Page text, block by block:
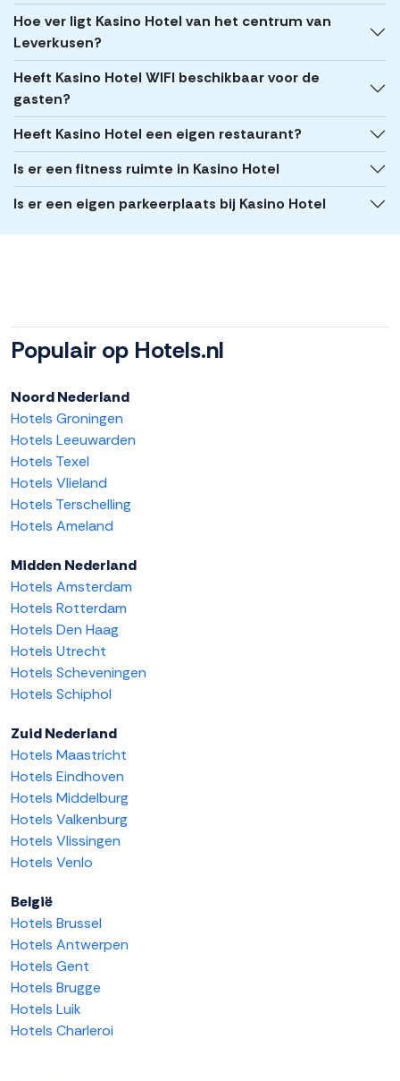
Hoe ver ligt Kasino Hotel van het centrum van
Leverkusen?
Heeft Kasino Hotel WIFI beschikbaar voor de
gasten?
Heeft Kasino Hotel een eigen restaurant?
Is er een fitness ruimte in Kasino Hotel
Is er een eigen parkeerplaats bij Kasino Hotel
Populair op Hotels.nl
Noord Nederland
Hotels Groningen
Hotels Leeuwarden
Hotels Texel
Hotels Vlieland
Hotels Terschelling
Hotels Ameland
Midden Nederland
Hotels Amsterdam
Hotels Rotterdam
Hotels Den Haag
Hotels Utrecht
Hotels Scheveningen
Hotels Schiphol
Zuid Nederland
Hotels Maastricht
Hotels Eindhoven
Hotels Middelburg
Hotels Valkenburg
Hotels Vlissingen
Hotels Venlo
België
Hotels Brussel
Hotels Antwerpen
Hotels Gent
Hotels Brugge
Hotels Luik
Hotels Charleroi